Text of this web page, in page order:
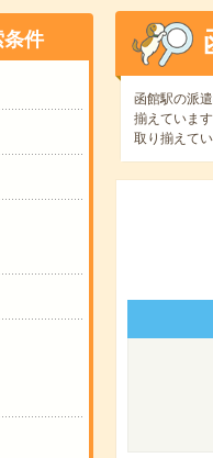
件
函館駅の派
揃えていま
取り揃えてい